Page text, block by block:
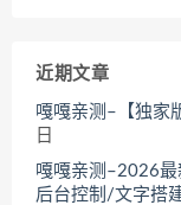
近期文章
嘎嘎亲测–【独家
日
嘎嘎亲测–2026
后台控制/文字搭